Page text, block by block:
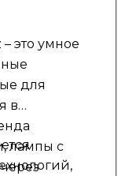
это умное
для
в
лампы с